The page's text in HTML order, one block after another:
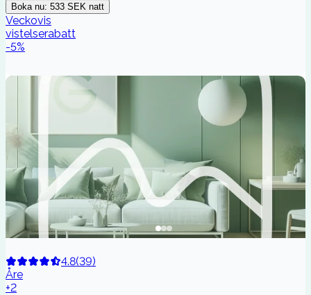
Boka nu: 533 SEK natt
Veckovis
vistelserabatt
-5%
4.8(39)
Åre
+2